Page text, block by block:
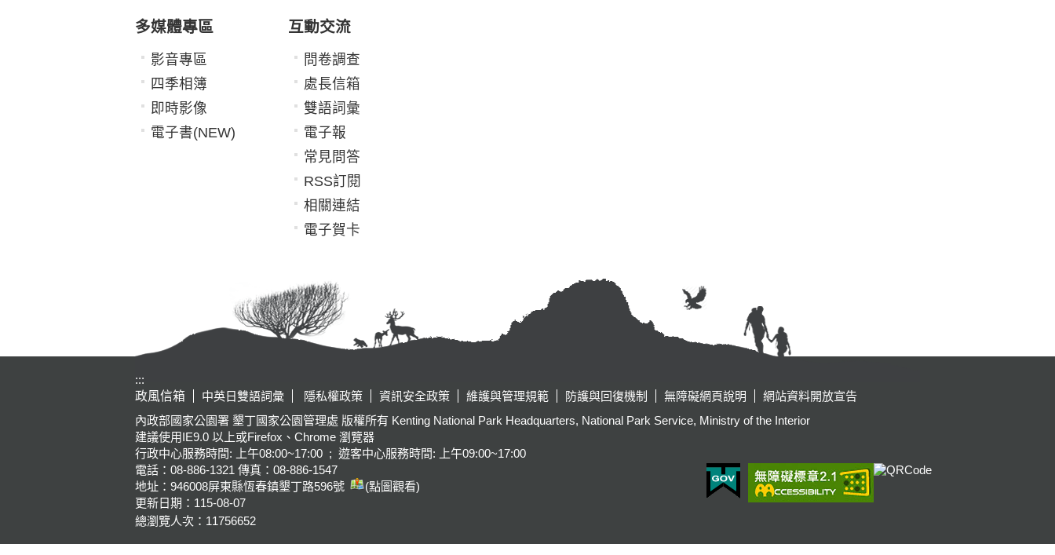
多媒體專區
影音專區
四季相簿
即時影像
電子書(NEW)
互動交流
問卷調查
處長信箱
雙語詞彙
電子報
常見問答
RSS訂閱
相關連結
電子賀卡
:::
政風信箱
中英日雙語詞彙 隱私權政策 資訊安全政策 維護與管理規範 防護與回復機制 無障礙網頁說明
網站資料開放宣告
內政部國家公園署 墾丁國家公園管理處 版權所有 Kenting National Park Headquarters, National Park Service, Ministry of the Interior
建議使用IE9.0 以上或Firefox、Chrome 瀏覽器
行政中心服務時間: 上午08:00~17:00 ; 遊客中心服務時間: 上午09:00~17:00
電話：08-886-1321 傳真：08-886-1547
地址：946008屏東縣恆春鎮墾丁路596號
(點圖觀看)
更新日期： 115-08-07
總瀏覽人次： 11756652